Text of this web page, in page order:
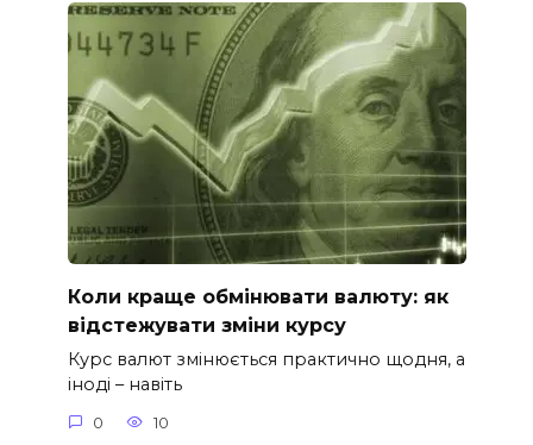
Коли краще обмінювати валюту: як
відстежувати зміни курсу
Курс валют змінюється практично щодня, а
іноді – навіть
0 10